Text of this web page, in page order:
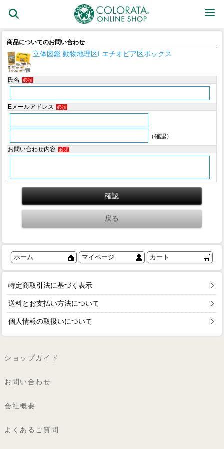
商品についてのお問い合わせ
立体図鑑 動物地理区I エチオピア区ボックス
氏名 必須
Eメールアドレス 必須
（確認）
お問い合わせ内容 必須
ホーム マイページ カート
特定商取引法に基づく表示
送料とお支払い方法について
個人情報の取扱いについて
ショップガイド
お問い合わせ
会社概要
よくあるご質問